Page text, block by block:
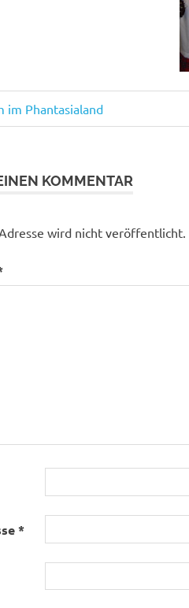
im Phantasialand
KOMMENTAR
wird nicht veröffentlicht.
*